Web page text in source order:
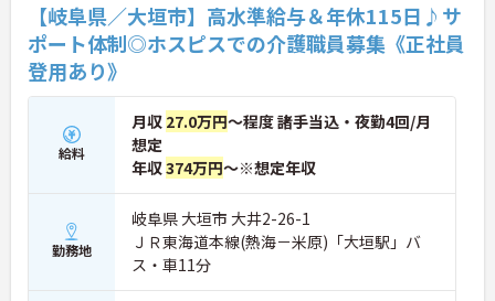
【岐阜県／大垣市】高水準給与＆年休115日♪サ
ポート体制◎ホスピスでの介護職員募集《正社員
登用あり》
給料
月収 27.0万円～程度 諸手当込・夜勤4回/月
想定
年収374万円～※想定年収
勤務地
岐阜県 大垣市 大井2-26-1
ＪＲ東海道本線(熱海－米原)「大垣駅」バ
ス・車11分